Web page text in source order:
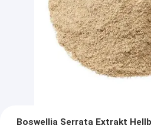
Boswellia Serrata Extrakt